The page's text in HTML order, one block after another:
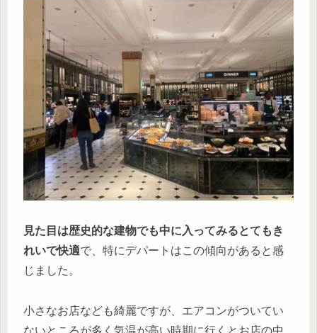
見た目は歴史的な建物でも中に入ってみるとてもき
れいで快適で、特にデパートはこの傾向があると感
じました。
小さなお店なども綺麗ですが、エアコンがついてい
ないところが多く気温が高い時期に行くとお店の中